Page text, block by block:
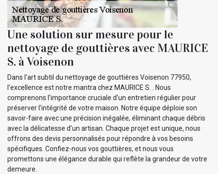
Une solution sur mesure pour le
nettoyage de gouttières avec MAURICE
S. à Voisenon
Dans l'art subtil du nettoyage de gouttières Voisenon 77950,
l'excellence est notre mantra chez MAURICE S. . Nous
comprenons l'importance cruciale d'un entretien régulier pour
préserver l'intégrité de votre maison. Notre équipe déploie son
savoir-faire avec une précision inégalée, éliminant chaque débris
avec la délicatesse d'un artisan. Chaque projet est unique, nous
offrons des devis personnalisés pour répondre à vos besoins
spécifiques. Confiez-nous vos gouttières, et nous vous
promettons une élégance durable qui reflète la grandeur de votre
demeure.